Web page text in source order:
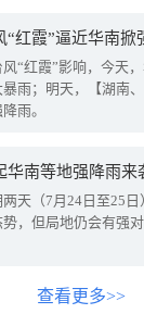
“红霞”逼近华南
风“红霞”影响，今天
暴雨；明天，【湖南
雨。
华南等地强降雨
两天（7月24日至25
势，但局地仍会有强
查看更多>>